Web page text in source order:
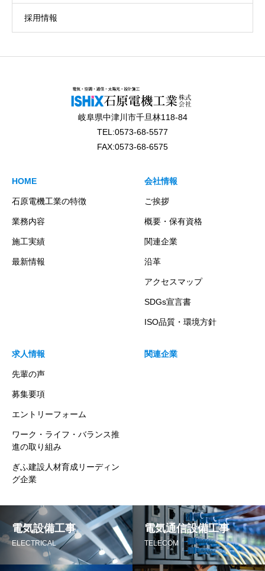
採用情報
岐阜県中津川市千旦林118-84
TEL:0573-68-5577
FAX:0573-68-6575
HOME
石原電機工業の特徴
業務内容
施工実績
最新情報
会社情報
ご挨拶
概要・保有資格
関連企業
沿革
アクセスマップ
SDGs宣言書
ISO品質・環境方針
求人情報
先輩の声
募集要項
エントリーフォーム
ワーク・ライフ・バランス推
進の取り組み
ぎふ建設人材育成リーディン
グ企業
関連企業
電気設備工事
ELECTRICAL
電気通信設備工事
TELECOM